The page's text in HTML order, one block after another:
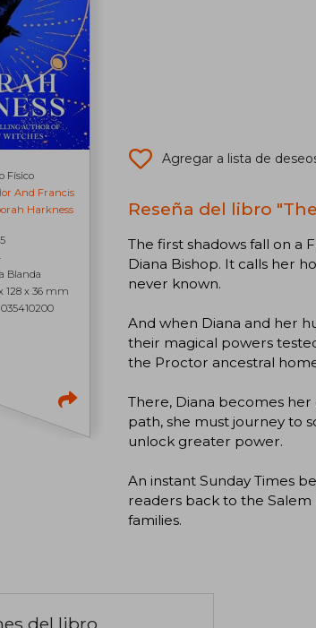
Físico
And Francis
Harkness
Blanda
128 x 36 mm
Agregar a lista de
Reseña del libro
The first shadows fall on a
Diana Bishop. It calls her
never known.
And when Diana and her
their magical powers
the Proctor ancestral
There, Diana becomes
path, she must journey to
unlock greater power.
An instant Sunday Times
readers back to the
families.
del libro